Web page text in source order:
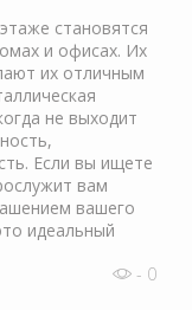
становятся
и офисах. Их
их отличным
не выходит
Если вы ищете
вам
вашего
идеальный
- 0